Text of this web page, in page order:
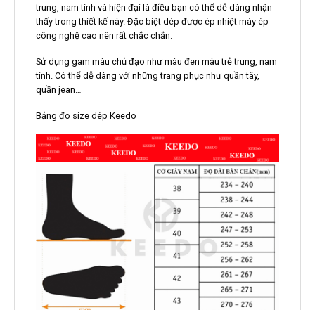
trung, nam tính và hiện đại là điều bạn có thể dễ dàng nhận
thấy trong thiết kế này. Đặc biệt dép được ép nhiệt máy ép
công nghệ cao nên rất chắc chắn.
Sử dụng gam màu chủ đạo như màu đen màu trẻ trung, nam
tính. Có thể dễ dàng với những trang phục như quần tây,
quần jean…
Bảng đo size dép Keedo